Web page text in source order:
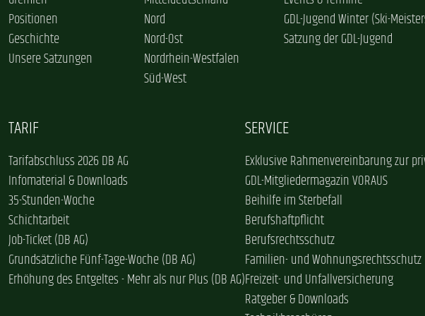
Positionen
Geschichte
Unsere Satzungen
Nord
Nord-Ost
Nordrhein-Westfalen
Süd-West
GDL-Jugend Winter (Ski-
Satzung der GDL-Jugend
TARIF
Tarifabschluss 2026 DB AG
Infomaterial & Downloads
35-Stunden-Woche
Schichtarbeit
Job-Ticket (DB AG)
Grundsätzliche Fünf-Tage-Woche (DB AG)
Erhöhung des Entgeltes - Mehr als nur Plus (DB AG)
SERVICE
Exklusive Rahmenvereinbarung zur
GDL-Mitgliedermagazin VORAUS
Beihilfe im Sterbefall
Berufshaftpflicht
Berufsrechtsschutz
Familien- und Wohnungsrechtsschutz
Freizeit- und Unfallversicherung
Ratgeber & Downloads